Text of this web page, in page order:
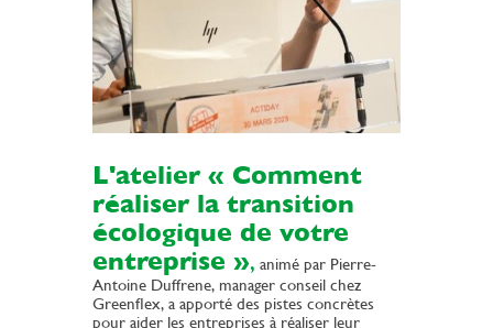
L'atelier « Comment
réaliser la transition
écologique de votre
entreprise », animé par Pierre-
Antoine Duffrene, manager conseil chez
Greenflex, a apporté des pistes concrètes
pour aider les entreprises à réaliser leur